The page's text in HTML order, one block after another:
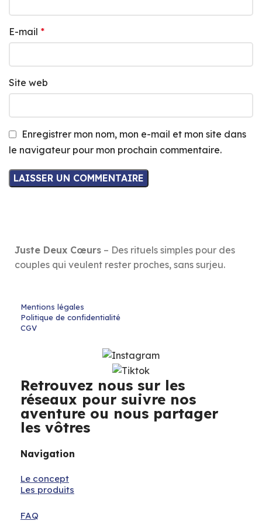
E-mail *
Site web
Enregistrer mon nom, mon e-mail et mon site dans
le navigateur pour mon prochain commentaire.
Juste Deux Cœurs – Des rituels simples pour des
couples qui veulent rester proches, sans surjeu.
Mentions légales
Politique de confidentialité
CGV
Retrouvez nous sur les
réseaux pour suivre nos
aventure ou nous partager
les vôtres
Navigation
Le concept
Les produits
FAQ